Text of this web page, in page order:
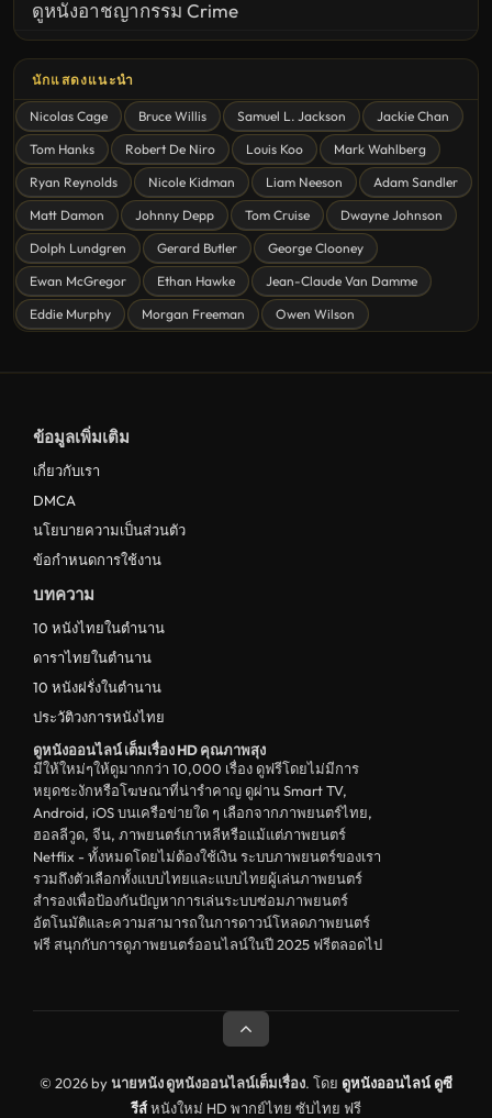
ดูหนังอาชญากรรม Crime
ดูหนังสยองขวัญ Horror
ดูหนังโรแมนติก Romance
หนังชีวิต
ดูหนังแฟนตาซี Fantasy
ดูหนังลึกลับ Mystery
ดูหนังอนิเมชั่น Animation
ดูหนังไซไฟ Sci-Fi
ดูหนังญี่ปุ่น Japan
ดูหนังชีวประวัติ Biography
ดูหนังเกาหลีใต้ South Korea
ระทึกขวัญ
ตลก
ดูหนังจีน China
unknown
ดูหนังอีโรติก R18+ erotic
บู๊
หนังฝรั่ง
ดูหนังสารคดี Documentary
สยองขวัญ
ดูหนังอินเดีย India
ดูหนังจีนฮ่องกง Hong Kong
ดูหนังฝรั่งเศส France
นักแสดงแนะนำ
Nicolas Cage Bruce Willis Samuel L. Jackson
Jackie Chan
Tom Hanks
Robert De Niro Louis Koo
Mark Wahlberg
Ryan Reynolds
Nicole Kidman Liam Neeson
Adam Sandler
Matt Damon
Johnny Depp Tom Cruise
Dwayne Johnson
Dolph Lundgren
Gerard Butler
George Clooney
Ewan McGregor
Ethan Hawke
Jean-Claude Van Damme
Eddie Murphy
Morgan Freeman Owen Wilson
ข้อมูลเพิ่มเติม
เกี่ยวกับเรา
DMCA
นโยบายความเป็นส่วนตัว
ข้อกำหนดการใช้งาน
บทความ
10 หนังไทยในตำนาน
ดาราไทยในตำนาน
10 หนังฝรั่งในตำนาน
ประวัติวงการหนังไทย
ดูหนังออนไลน์ เต็มเรื่อง HD คุณภาพสุง
มีให้ใหม่ๆให้ดูมากกว่า 10,000 เรื่อง ดูฟรีโดยไม่มีการ
หยุดชะงักหรือโฆษณาที่น่ารำคาญ ดูผ่าน Smart TV,
Android, iOS บนเครือข่ายใด ๆ เลือกจากภาพยนตร์ไทย,
ฮอลลีวูด, จีน, ภาพยนตร์เกาหลีหรือแม้แต่ภาพยนตร์
Netflix - ทั้งหมดโดยไม่ต้องใช้เงิน ระบบภาพยนตร์ของเรา
รวมถึงตัวเลือกทั้งแบบไทยและแบบไทยผู้เล่นภาพยนตร์
สำรองเพื่อป้องกันปัญหาการเล่นระบบซ่อมภาพยนตร์
อัตโนมัติและความสามารถในการดาวน์โหลดภาพยนตร์
ฟรี สนุกกับการดูภาพยนตร์ออนไลน์ในปี 2025 ฟรีตลอดไป
© 2026 byนายหนัง ดูหนังออนไลน์เต็มเรื่อง. โดย ดูหนังออนไลน์ ดูซี
รีส์หนังใหม่ HD พากย์ไทย ซับไทย ฟรี